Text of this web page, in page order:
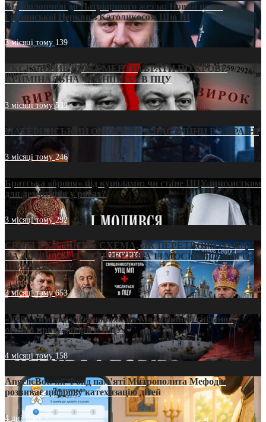
Від віолончелі до Патріаршого жезла: Новий шлях
Грузинської Церкви з Католикосом Шіо III
3 місяці тому 139
ЕКСКЛЮЗИВ (ДОКУМЕНТИ)/БРАТИ ПО КРОВІ:
КРИМІНАЛЬНА ФРАНШИЗА В ПЦУ
3 місяці тому539
МАТЕРИНСЬКИЙ ОМОРФОР В ЧАС ВІЙНИ В УКРАЇНІ
3 місяці тому246
Братська «броня» під куполами: чи стане ПЦУ прихистком
для дезертирів у рясах?
3 місяці тому292
СВЯТІ УХИЛЯНТИ: СХЕМА, ЯК ПЕРЕТВОРИТИ ПЦУ
НА «ОФШОР» ДЛЯ ДЕЗЕРТИРА ІЗ МОСКОВСЬКОГО
ПАТРІАРХАТУ
3 місяці тому653
«Кейс Тихона» у Тернополі: як Молитовний сніданок
оголив кризу довіри в ПЦУ
4 місяці тому158
AngelicBot: як Фонд пам’яті Митрополита Мефодія
розвиває цифрову катехизацію дітей
4 дні тому7